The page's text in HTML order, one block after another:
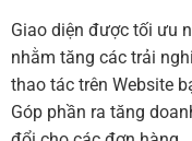
Giao diện được tối ưu
nhằm tăng các trải
thao tác trên Website
Góp phần ra tăng